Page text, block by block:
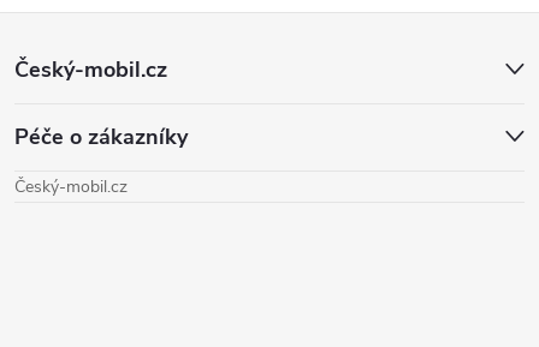
Z
p
Český-mobil.cz
Péče o zákazníky
Český-mobil.cz